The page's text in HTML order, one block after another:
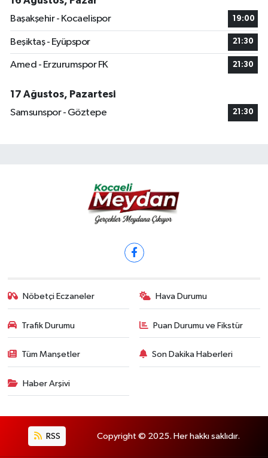
Başakşehir - Kocaelispor
19:00
Beşiktaş - Eyüpspor 21:30
Amed - Erzurumspor FK 21:30
17 Ağustos, Pazartesi
Samsunspor - Göztepe
21:30
Nöbetçi Eczaneler Hava Durumu
Trafik Durumu Puan Durumu ve Fikstür
Tüm Manşetler Son Dakika Haberleri
Haber Arşivi
RSS Copyright © 2025. Her hakkı saklıdır.